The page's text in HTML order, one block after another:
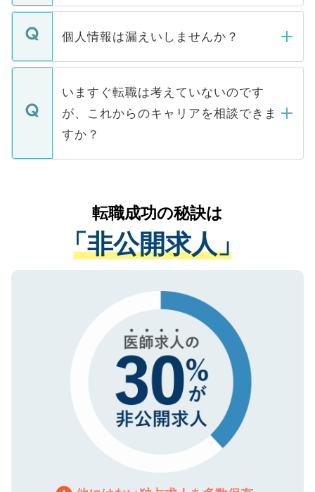
ません。
■応募殺到を避けるため 人気のある医療機
関を公にしてしまうと、応募が殺到する場
に、医療機関が求める条件に合った人材の
みを人材紹介会社に依頼するケースが増え
ています。
転職・入職を強要することは一切ありませ
ん。また、仮に応募先から内定をいただい
定を承諾する必要はありません。内定先へ
の辞退の連絡はキャリアパートナーが行い
個人情報は漏えいしませんか？
個人情報が漏えいすることはありませんの
で、ご安心ください。当サイトからの登録
などで収集したご登録者様の個人情報は、
ご本人のキャリアアップおよび転職活動の
支援を目的に使用いたします。お預かりし
ているすべての個人データはご本人の許可
は、個人情報の取り扱いについての厳密な
管理基準を満たした事業者のみに付与され
る、プライバシーマークを取得済みです。
で、機密保持に関してもご安心ください。
いますぐ転職は考えていないのです
が、これからのキャリアを相談できま
すか？
かがいして、現在の医療機関の状況や紹介
経験をまじえながら、適切なアドバイスを
させていただきます。すぐにご転職をされ
ない方には、長期的なサポートが可能です
ので、まずはご登録ください。
転職成功の秘訣は
「非公開求人」